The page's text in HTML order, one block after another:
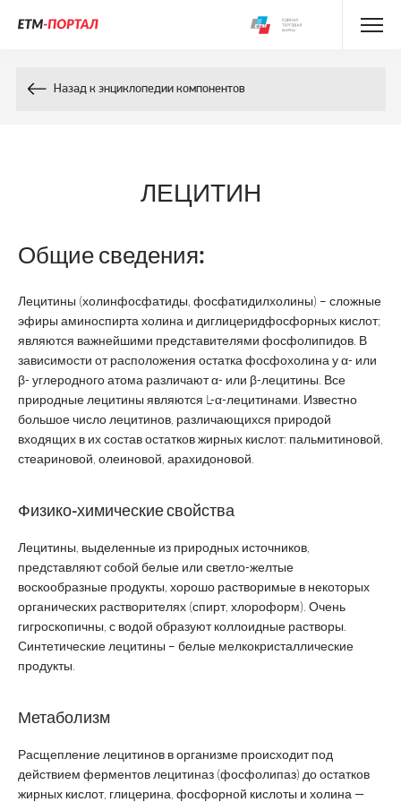
Назад к энциклопедии компонентов
ЛЕЦИТИН
Общие сведения:
Лецитины (холинфосфатиды, фосфатидилхолины) – сложные
эфиры аминоспирта холина и диглицеридфосфорных кислот;
являются важнейшими представителями фосфолипидов. В
зависимости от расположения остатка фосфохолина у α- или
β- углеродного атома различают α- или β-лецитины. Все
природные лецитины являются L-α-лецитинами. Известно
большое число лецитинов, различающихся природой
входящих в их состав остатков жирных кислот: пальмитиновой,
стеариновой, олеиновой, арахидоновой.
Физико-химические свойства
Лецитины, выделенные из природных источников,
представляют собой белые или светло-желтые
воскообразные продукты, хорошо растворимые в некоторых
органических растворителях (спирт, хлороформ). Очень
гигроскопичны, с водой образуют коллоидные растворы.
Синтетические лецитины – белые мелкокристаллические
продукты.
Метаболизм
Расщепление лецитинов в организме происходит под
действием ферментов лецитиназ (фосфолипаз) до остатков
жирных кислот, глицерина, фосфорной кислоты и холина —